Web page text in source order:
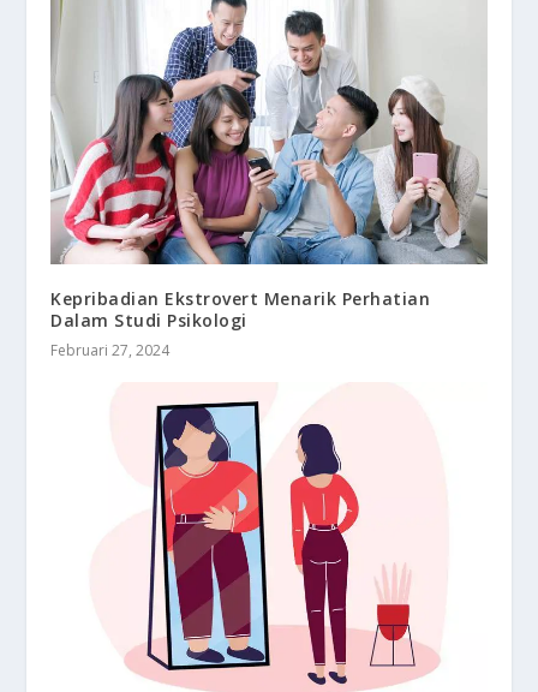
Kepribadian Ekstrovert Menarik Perhatian
Dalam Studi Psikologi
Februari 27, 2024